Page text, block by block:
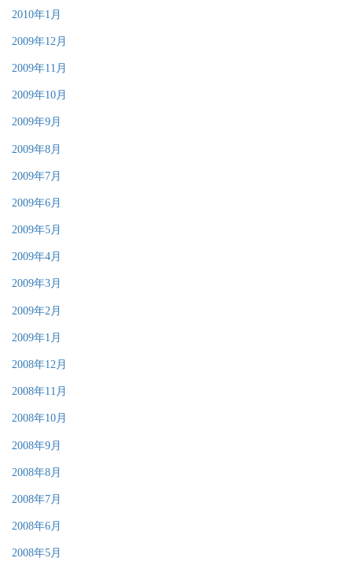
2010年1月
2009年12月
2009年11月
2009年10月
2009年9月
2009年8月
2009年7月
2009年6月
2009年5月
2009年4月
2009年3月
2009年2月
2009年1月
2008年12月
2008年11月
2008年10月
2008年9月
2008年8月
2008年7月
2008年6月
2008年5月